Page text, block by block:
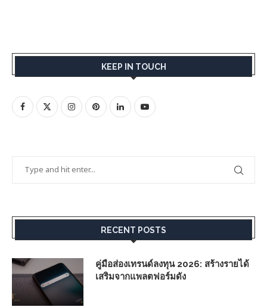
KEEP IN TOUCH
RECENT POSTS
คู่มือส่องเทรนด์ลงทุน 2026: สร้างรายได้
เสริมจากแพลตฟอร์มดัง